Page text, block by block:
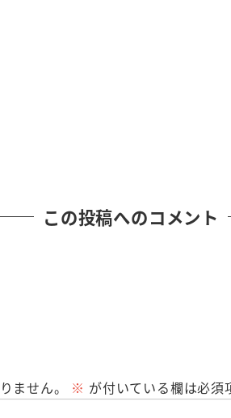
この投稿へのコメント
ません。 ※ が付いている欄は必須